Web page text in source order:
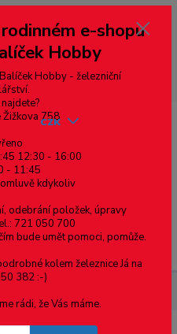
zemí, pokud chcete platit v eurech
měny - pravý horní roh ---
zásilku nevyzvednete, bude po
platbou za poštovné, v opačném
na blacklist a rušeny následující
Menu
CZK
e-shopu
Hobby
Hobby - železniční
758
12:30 - 16:00
- 11:45
kdykoliv
odebrání položek, úpravy
721 050 700
bude umět pomoci, pomůže.
kolem železnice Já na
382 :-)
rádi, že Vás máme.